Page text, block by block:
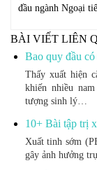
đầu ngành Ngoại
BÀI VIẾT LIÊN
Bao quy đầu
Thấy xuất hiện
khiến nhiều
tượng sinh lý…
10+ Bài tập trị
Xuất tinh sớm
gây ảnh hưởng